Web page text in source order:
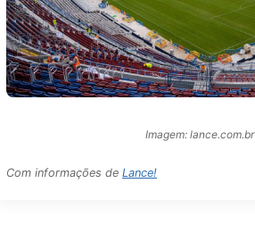
Imagem: lance.com.br
Com informações deLance!